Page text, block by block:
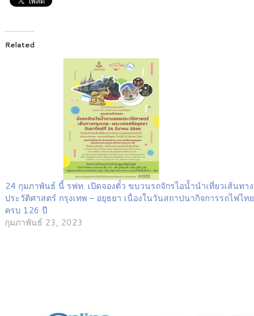
Related
24 กุมภาพันธ์ นี้ รฟท. เปิดจองตั๋ว ขบวนรถจักรไอน้ำนำเที่ยวเส้นทาง
ประวัติศาสตร์ กรุงเทพ – อยุธยา เนื่องในวันสถาปนากิจการรถไฟไทย
ครบ 126 ปี
กุมภาพันธ์ 23, 2023